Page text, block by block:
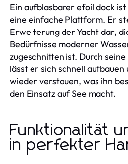
Ein aufblasbarer efoil dock
eine einfache Plattform. Er
Erweiterung der Yacht dar,
Bedürfnisse moderner
zugeschnitten ist. Durch
lässt er sich schnell aufbauen
wieder verstauen, was ihn
den Einsatz auf See macht.
Funktionalität
in perfekter